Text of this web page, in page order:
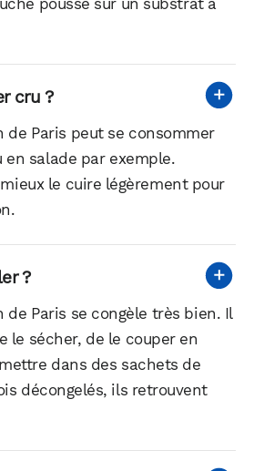
cru ?
de Paris peut se consommer
salade par exemple.
le cuire légèrement pour
?
de Paris se congèle très bien. Il
le sécher, de le couper en
dans des sachets de
décongelés, ils retrouvent